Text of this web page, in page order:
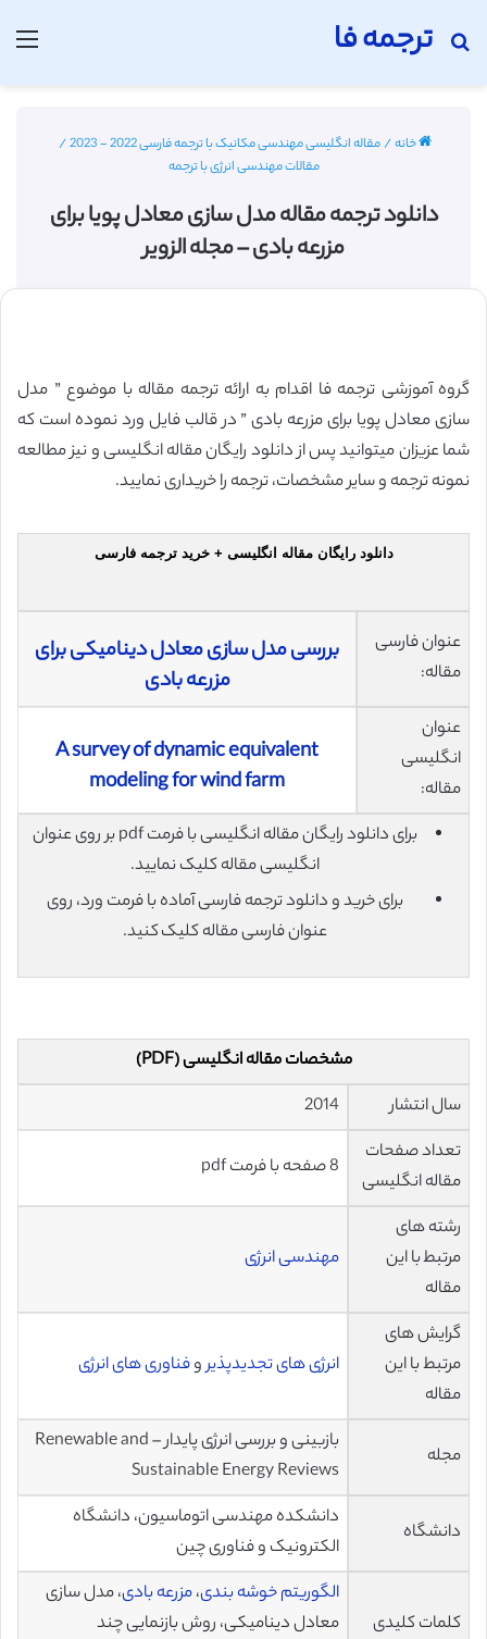
ترجمه فا
جستجو برای
خانه/مقاله انگلیسی مهندسی مکانیک با ترجمه فارسی 2022 - 2023
/
مقالات مهندسی انرژی با ترجمه
دانلود ترجمه مقاله مدل سازی معادل پویا برای
مزرعه بادی – مجله الزویر
گروه آموزشی ترجمه فا اقدام به ارائه ترجمه مقاله با موضوع ” مدل
سازی معادل پویا برای مزرعه بادی ” در قالب فایل ورد نموده است که
شما عزیزان میتوانید پس از دانلود رایگان مقاله انگلیسی و نیز مطالعه
نمونه ترجمه و سایر مشخصات، ترجمه را خریداری نمایید.
دانلود رایگان مقاله انگلیسی + خرید ترجمه فارسی
عنوان فارسی
مقاله:
بررسی مدل سازی معادل دینامیکی برای
مزرعه بادی
عنوان
انگلیسی
مقاله:
A survey of dynamic equivalent
modeling for wind farm
برای دانلود رایگان مقاله انگلیسی با فرمت pdf بر روی عنوان
انگلیسی مقاله کلیک نمایید.
برای خرید و دانلود ترجمه فارسی آماده با فرمت ورد، روی
عنوان فارسی مقاله کلیک کنید.
مشخصات مقاله انگلیسی (PDF)
سال انتشار
2014
تعداد صفحات
مقاله انگلیسی
8 صفحه با فرمت pdf
رشته های
مرتبط با این
مقاله
مهندسی انرژی
گرایش های
مرتبط با این
مقاله
انرژی های تجدیدپذیروفناوری های انرژی
مجله
بازبینی و بررسی انرژی پایدار – Renewable and
Sustainable Energy Reviews
دانشگاه
دانشکده مهندسی اتوماسیون، دانشگاه
الکترونیک و فناوری چین
کلمات کلیدی
الگوریتم خوشه بندی،مزرعه بادی، مدل سازی
معادل دینامیکی، روش بازنمایی چند